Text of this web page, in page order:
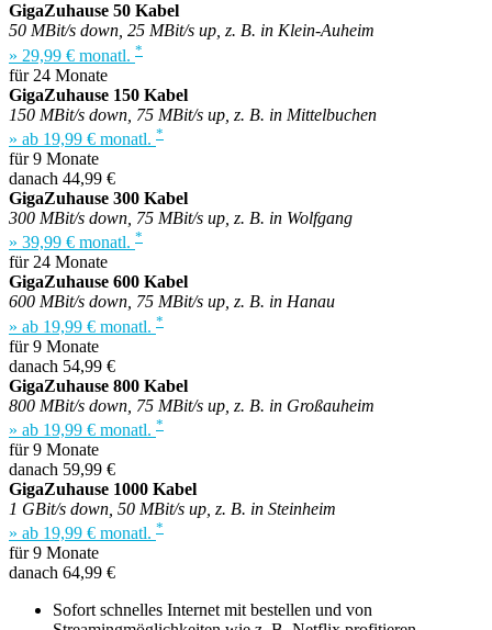
GigaZuhause 50 Kabel
50 MBit/s down, 25 MBit/s up, z. B. in Klein-Auheim
» 29,99 € monatl. *
für 24 Monate
GigaZuhause 150 Kabel
150 MBit/s down, 75 MBit/s up, z. B. in Mittelbuchen
» ab 19,99 € monatl. *
für 9 Monate
danach 44,99 €
GigaZuhause 300 Kabel
300 MBit/s down, 75 MBit/s up, z. B. in Wolfgang
» 39,99 € monatl. *
für 24 Monate
GigaZuhause 600 Kabel
600 MBit/s down, 75 MBit/s up, z. B. in Hanau
» ab 19,99 € monatl. *
für 9 Monate
danach 54,99 €
GigaZuhause 800 Kabel
800 MBit/s down, 75 MBit/s up, z. B. in Großauheim
» ab 19,99 € monatl. *
für 9 Monate
danach 59,99 €
GigaZuhause 1000 Kabel
1 GBit/s down, 50 MBit/s up, z. B. in Steinheim
» ab 19,99 € monatl. *
für 9 Monate
danach 64,99 €
Sofort schnelles Internet mit bestellen und von